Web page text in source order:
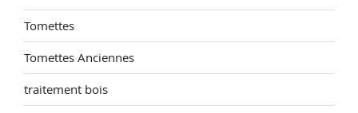
Tomettes
Tomettes Anciennes
traitement bois